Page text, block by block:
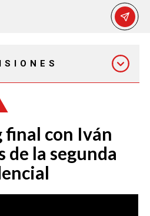
EXPRESS
12:30 PM
7:00 PM
final con Iván
de la segunda